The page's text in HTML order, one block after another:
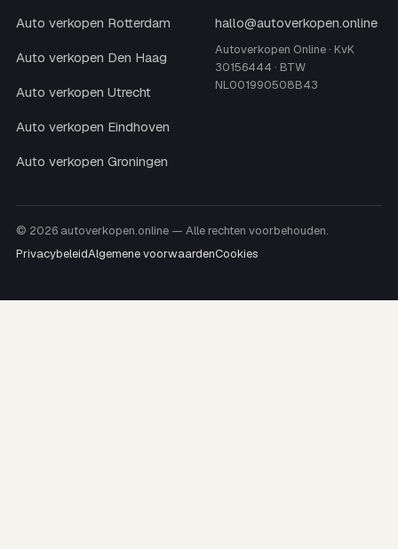
Auto verkopen Rotterdam
Auto verkopen Den Haag
Auto verkopen Utrecht
Auto verkopen Eindhoven
Auto verkopen Groningen
hallo@autoverkopen.online
Autoverkopen Online · KvK
30156444 · BTW
NL001990508B43
© 2026 autoverkopen.online — Alle rechten voorbehouden.
PrivacybeleidAlgemene voorwaardenCookies